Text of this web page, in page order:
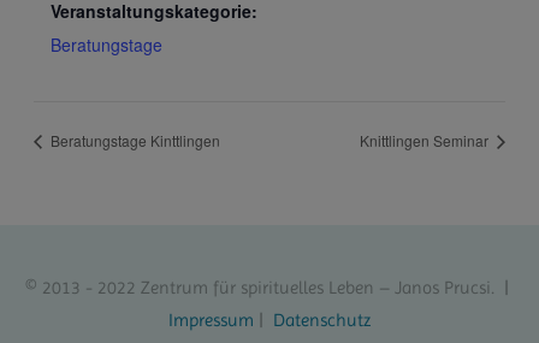
Veranstaltungskategorie:
Beratungstage
Beratungstage Kinttlingen Knittlingen Seminar
© 2013 - 2022 Zentrum für spirituelles Leben – Janos Prucsi. |
Impressum
Datenschutz